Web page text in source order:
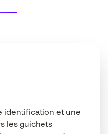
identification et une
les guichets